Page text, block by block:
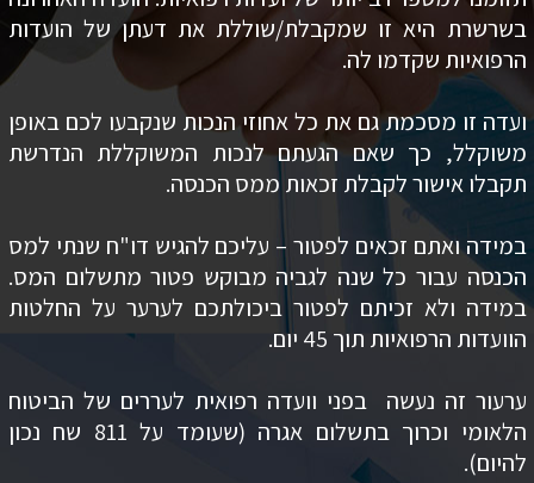
בשרשרת היא זו שמקבלת/שוללת את דעתן של הועדות
הרפואיות שקדמו לה.
ועדה זו מסכמת גם את כל אחוזי הנכות שנקבעו לכם באופן
משוקלל, כך שאם הגעתם לנכות המשוקללת הנדרשת
תקבלו אישור לקבלת זכאות ממס הכנסה.
במידה ואתם זכאים לפטור – עליכם להגיש דו"ח שנתי למס
הכנסה עבור כל שנה לגביה מבוקש פטור מתשלום המס.
במידה ולא זכיתם לפטור ביכולתכם לערער על החלטות
הוועדות הרפואיות תוך 45 יום.
ערעור זה נעשה בפני וועדה רפואית לעררים של הביטוח
הלאומי וכרוך בתשלום אגרה (שעומד על 811 שח נכון
להיום).